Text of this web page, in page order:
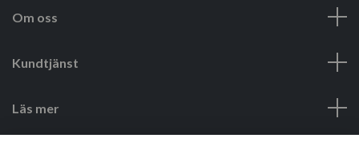
Om oss
Kundtjänst
Läs mer